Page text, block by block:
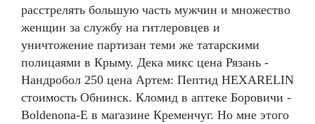
расстрелять большую часть мужчин и множество
женщин за службу на гитлеровцев и
уничтожение партизан теми же татарскими
полицаями в Крыму. Дека микс цена Рязань -
Нандробол 250 цена Артем: Пептид HEXARELIN
стоимость Обнинск. Кломид в аптеке Боровичи -
Boldenona-E в магазине Кременчуг. Но мне этого